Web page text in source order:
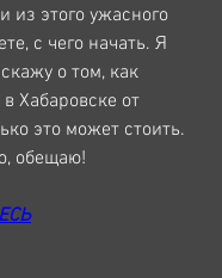
из этого ужасного
с чего начать. Я
о том, как
Хабаровске от
это может стоить.
обещаю!